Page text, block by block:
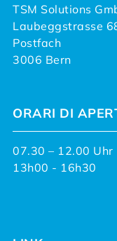
TSM Solutions
Laubeggstrasse
Postfach
3006 Bern
ORARI DI
07.30 – 12.00 Uhr
13h00 - 16h30